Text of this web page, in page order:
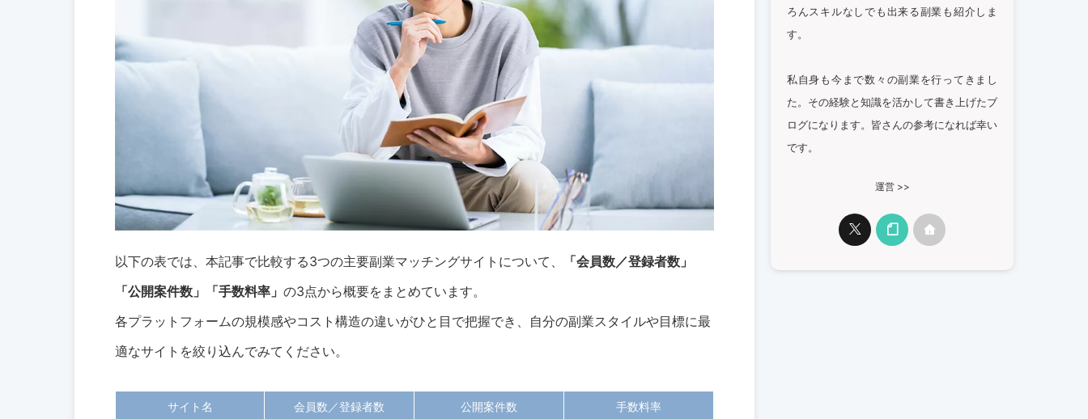
以下の表では、本記事で比較する3つの主要副業マッチングサイトについて、
「会員数／登録者数」
「公開案件数」「手数料率」 の3点から概要をまとめています。
各プラットフォームの規模感やコスト構造の違いがひと目で把握でき、自分の副業スタイルや目標に最
適なサイトを絞り込んでみてください。
サイト名 会員数／登録者数 公開案件数 手数料率
ろんスキルなしでも出来る副業も紹介しま
す。
私自身も今まで数々の副業を行ってきまし
た。その経験と知識を活かして書き上げたブ
ログになります。皆さんの参考になれば幸い
です。
運営 >>